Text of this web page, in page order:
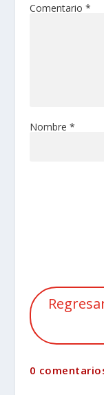
Comentario *
Nombre *
0